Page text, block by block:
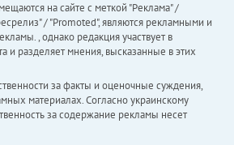
на сайте с меткой "Реклама" /
/ "Promoted", являются рекламными и
, однако редакция участвует в
и разделяет мнения, высказанные в этих
за факты и оценочные суждения,
материалах. Согласно украинскому
за содержание рекламы несет